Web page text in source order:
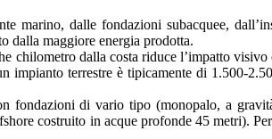
marino, dalle fondazioni subacquee,
dalla maggiore energia prodotta.
chilometro dalla costa riduce l’impatto
terrestre è tipicamente di 1.500-
fondazioni di vario tipo (monopalo, a
costruito in acque profonde 45 metri).